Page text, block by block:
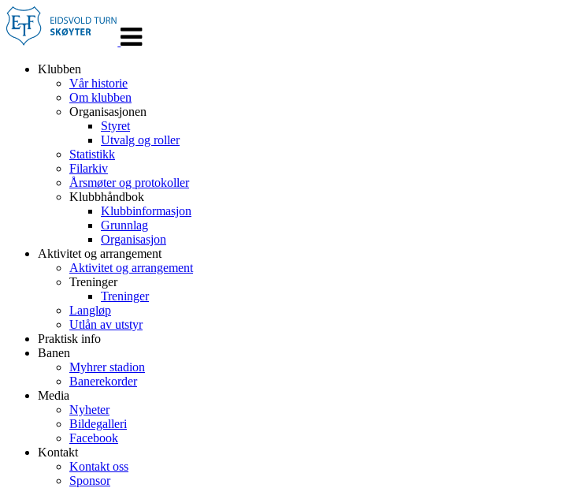
navigasjon
Klubben
Vår historie
Om klubben
Organisasjonen
Styret
Utvalg og roller
Statistikk
Filarkiv
Årsmøter og protokoller
Klubbhåndbok
Klubbinformasjon
Grunnlag
Organisasjon
Aktivitet og arrangement
Aktivitet og arrangement
Treninger
Treninger
Langløp
Utlån av utstyr
Praktisk info
Banen
Myhrer stadion
Banerekorder
Media
Nyheter
Bildegalleri
Facebook
Kontakt
Kontakt oss
Sponsor